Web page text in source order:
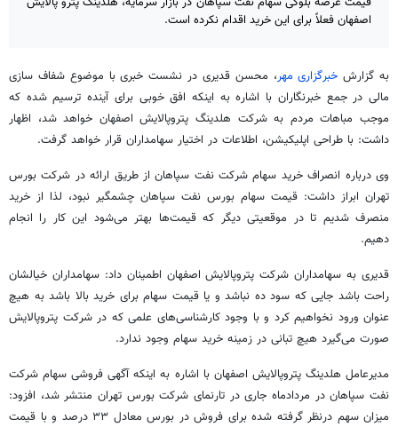
اصفهان فعلاً برای این خرید اقدام نکرده است.
به گزارش خبرگزاری مهر، محسن قدیری در نشست خبری با موضوع شفاف سازی
مالی در جمع خبرنگاران با اشاره به اینکه افق خوبی برای آینده ترسیم شده که
موجب مباهات مردم به شرکت هلدینگ پتروپالایشاصفهان خواهد شد، اظهار
داشت: با طراحی اپلیکیشن، اطلاعات در اختیار سهامداران قرار خواهد گرفت.
وی درباره انصراف خرید سهام شرکت نفت سپاهان از طریق ارائه در شرکت بورس
تهران ابراز داشت: قیمت سهام بورس نفت سپاهان چشمگیر نبود، لذا از خرید
منصرف شدیم تا در موقعیتی دیگر که قیمت‌ها بهتر می‌شود این کار را انجام
دهیم.
قدیری به سهامداران شرکت پتروپالایشاصفهان اطمینان داد: سهامداران خیالشان
راحت باشد جایی که سود ده نباشد و یا قیمت سهام برای خرید بالا باشد به هیچ
عنوان ورود نخواهیم کرد و با وجود کارشناسی‌های علمی که در شرکت پتروپالایش
صورت می‌گیرد هیچ تبانی در زمینه خرید سهام وجود ندارد.
مدیرعامل هلدینگ پتروپالایش اصفهان با اشاره به اینکه آگهی فروشی سهام شرکت
نفت سپاهان در مردادماه جاری در تارنمای شرکت بورس تهران منتشر شد، افزود:
میزان سهم درنظر
گرفته شده برای فروش در بورس معادل ۳۳ درصد و با قیمت